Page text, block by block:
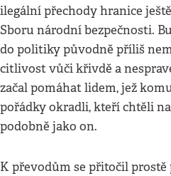
ilegální přechody hranice
Sboru národní bezpečnosti.
do politiky původně příliš
citlivost vůči křivdě a
začal pomáhat lidem, jež
pořádky okradli, kteří chtěli
podobně jako on.
K převodům se přitočil prostě